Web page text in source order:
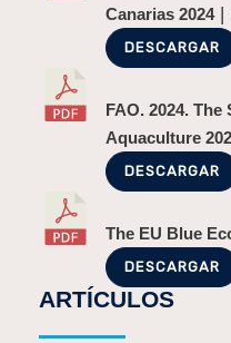
Canarias 2024|
DESCARGAR
FAO. 2024.
Aquaculture
DESCARGAR
The EU Blue
DESCARGAR
ARTÍCULOS